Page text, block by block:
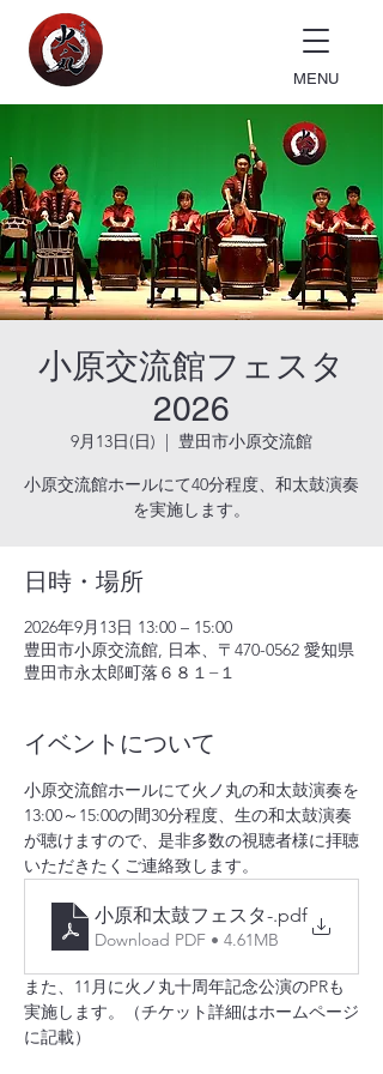
MENU
小原交流館フェスタ
2026
9月13日(日)
  |
豊田市小原交流館
小原交流館ホールにて40分程度、和太鼓演奏
を実施します。
日時・場所
2026年9月13日 13:00 – 15:00
豊田市小原交流館, 日本、〒470-0562 愛知県
豊田市永太郎町落６８１−１
イベントについて
小原交流館ホールにて火ノ丸の和太鼓演奏を
13:00～15:00の間30分程度、生の和太鼓演奏
が聴けますので、是非多数の視聴者様に拝聴
いただきたくご連絡致します。
小原和太鼓フェスタ-.pdf
Download PDF • 4.61MB
また、11月に火ノ丸十周年記念公演のPRも
実施します。（チケット詳細はホームページ
に記載）